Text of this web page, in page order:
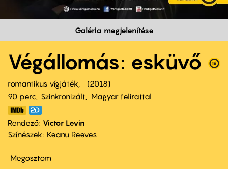
Galéria megjelenítése
Végállomás: esküvő
romantikus vígjáték
2018
90 perc,
Szinkronizált Magyar felirattal
Rendező Victor Levin
Színészek
Keanu Reeves
Megosztom